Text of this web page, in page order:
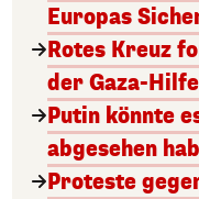
Europas
Rotes Kreuz
der Gaza-Hilfe
Putin könnte
abgesehen
Proteste